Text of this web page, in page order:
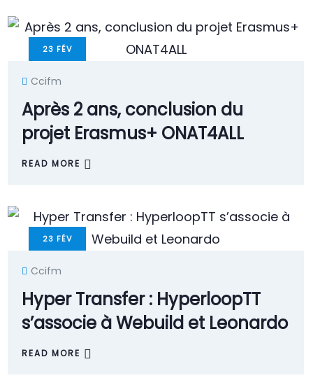
23 FÉV
Ccifm
Après 2 ans, conclusion du
projet Erasmus+ ONAT4ALL
READ MORE
23 FÉV
Ccifm
Hyper Transfer : HyperloopTT
s’associe à Webuild et Leonardo
READ MORE